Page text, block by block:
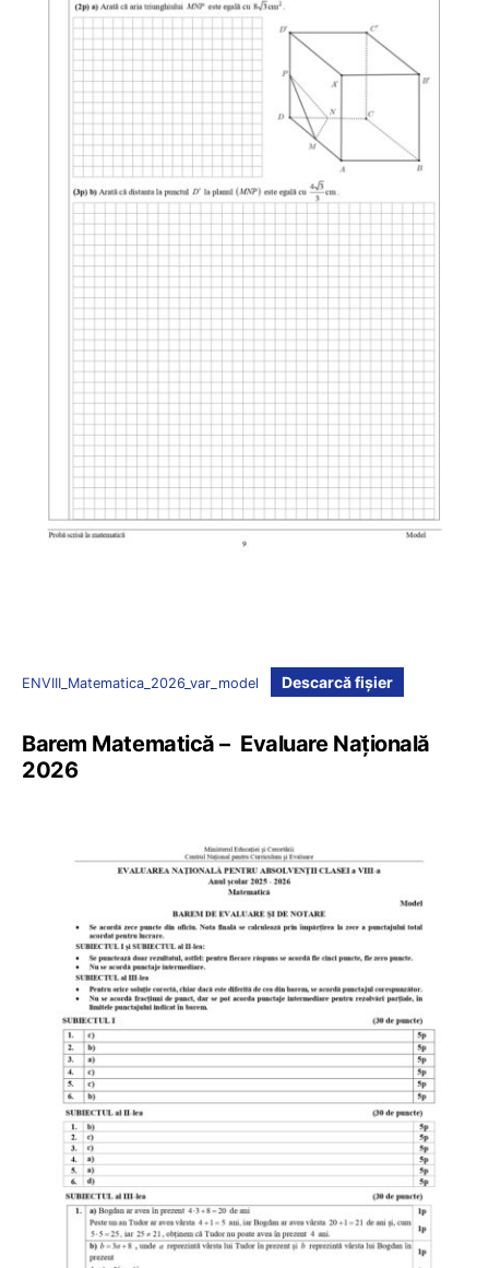
ENVIII_Matematica_2026_var_model Descarcă fișier
Barem Matematică – Evaluare Națională
2026